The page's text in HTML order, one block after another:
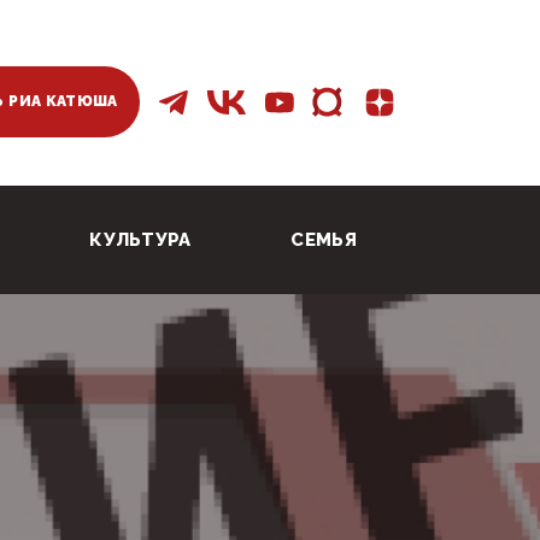
РИА КАТЮША
КУЛЬТУРА СЕМЬЯ